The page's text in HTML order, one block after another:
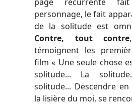
personnage, le fait
de la solitude est
Contre, tout contre
témoignent les
film « Une seule chose
solitude... La
solitude... Descendre
la lisière du moi, se